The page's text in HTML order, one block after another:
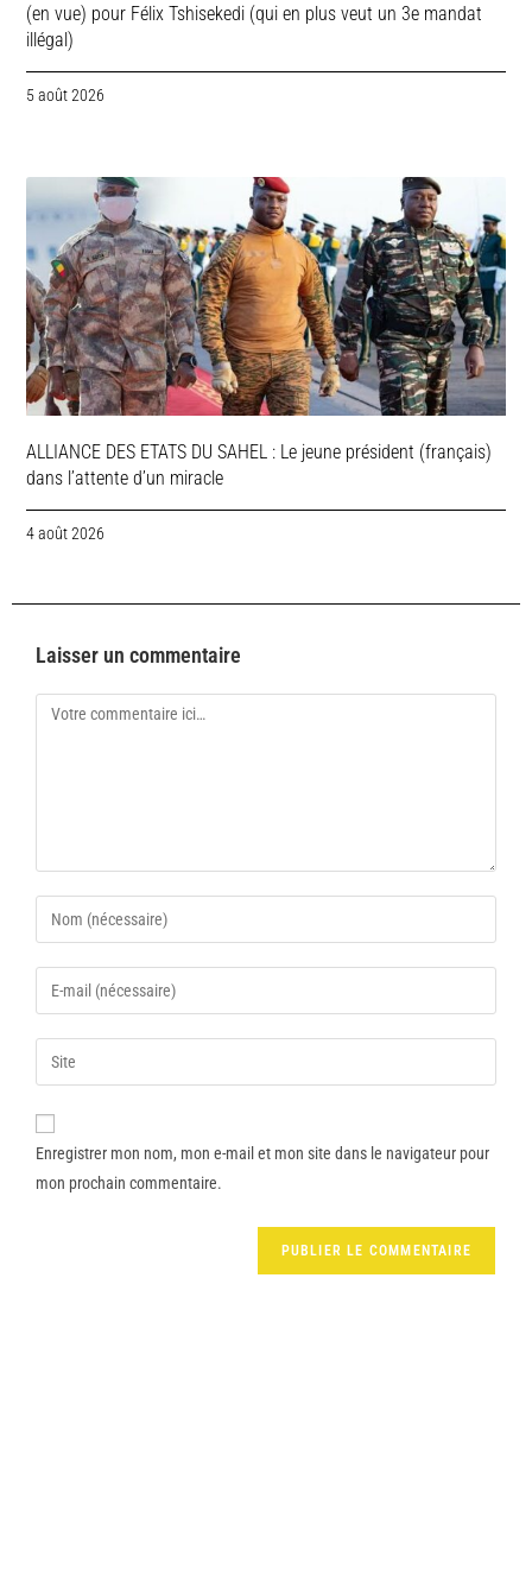
(en vue) pour Félix Tshisekedi (qui en plus veut un 3e mandat
illégal)
5 août 2026
ALLIANCE DES ETATS DU SAHEL : Le jeune président (français)
dans l’attente d’un miracle
4 août 2026
Laisser un commentaire
Enregistrer mon nom, mon e-mail et mon site dans le navigateur pour
mon prochain commentaire.